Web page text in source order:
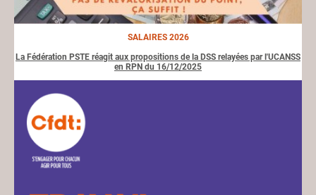
SALAIRES 2026
La Fédération PSTE réagit aux propositions de la DSS relayées par l'UCANSS
en RPN du 16/12/2025